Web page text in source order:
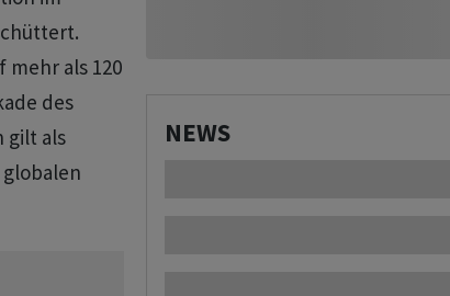
als 120
des
gilt als
NEWS